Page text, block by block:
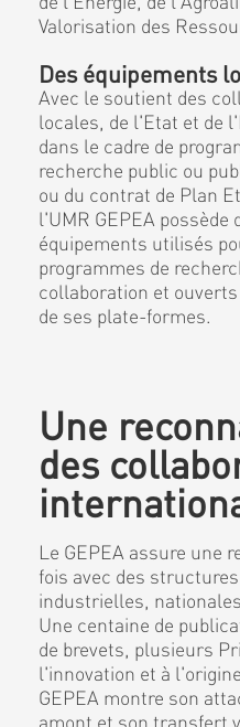
Valorisation des
Des équipements
Avec le soutient des
locales, de l'Etat et de
dans le cadre de
recherche public ou
ou du contrat de Plan
l'UMR GEPEA possède
équipements utilisés
programmes de
collaboration et
de ses plate-formes.
Une
des
Le GEPEA assure une
fois avec des
industrielles,
Une centaine de
de brevets, plusieurs
l'innovation et à
GEPEA montre son
amont et son transfert